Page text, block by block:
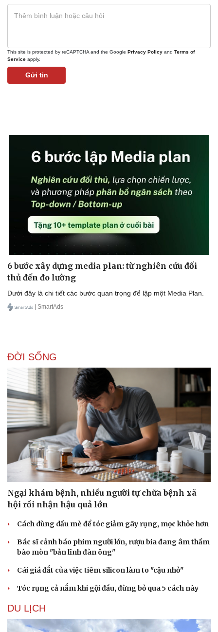
Vụ án
Tin nóng
Tư vấn luật
Vũ khí
Phân tích
This site is protected by reCAPTCHA and the Google Privacy Policy and Terms of
Service apply.
Gửi tin
6 bước xây dựng media plan: từ nghiên cứu đối
thủ đến đo lường
Dưới đây là chi tiết các bước quan trọng để lập một Media Plan.
| SmartAds
ĐỜI SỐNG
Ngại khám bệnh, nhiều người tự chữa bệnh xã
hội rồi nhận hậu quả lớn
Cách dùng dầu mè để tóc giảm gãy rụng, mọc khỏe hơn
Bác sĩ cảnh báo phim người lớn, rượu bia đang âm thầm
bào mòn "bản lĩnh đàn ông"
Cái giá đắt của việc tiêm silicon làm to "cậu nhỏ"
Tóc rụng cả nắm khi gội đầu, đừng bỏ qua 5 cách này
DU LỊCH